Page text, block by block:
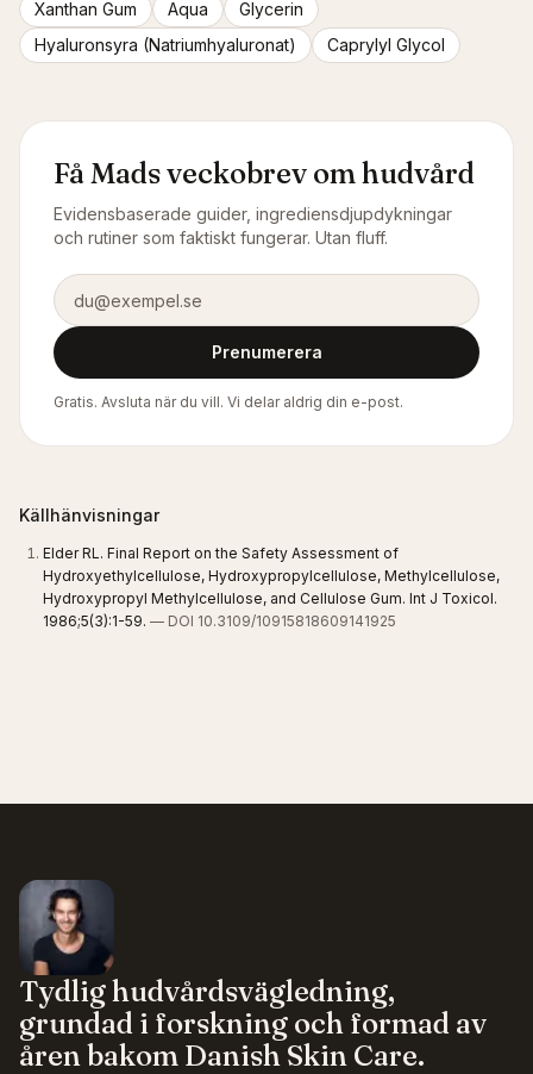
Xanthan Gum Aqua
Glycerin
Hyaluronsyra (Natriumhyaluronat)
Caprylyl Glycol
Få Mads veckobrev om hudvård
Evidensbaserade guider, ingrediensdjupdykningar
och rutiner som faktiskt fungerar. Utan fluff.
E-postadress
Prenumerera
Gratis. Avsluta när du vill. Vi delar aldrig din e-post.
Källhänvisningar
Elder RL. Final Report on the Safety Assessment of
Hydroxyethylcellulose, Hydroxypropylcellulose, Methylcellulose,
Hydroxypropyl Methylcellulose, and Cellulose Gum. Int J Toxicol.
1986;5(3):1-59. — DOI 10.3109/10915818609141925
Tydlig hudvårdsvägledning,
grundad i forskning och formad av
åren bakom Danish Skin Care.